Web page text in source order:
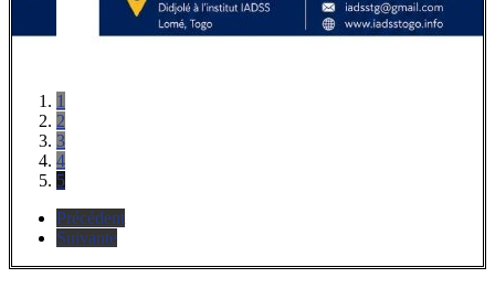
1
2
3
4
5
Précédent
Suivante